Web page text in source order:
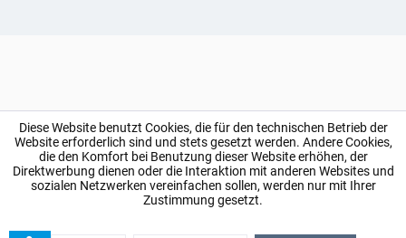
Diese Website benutzt Cookies, die für den technischen Betrieb der
Website erforderlich sind und stets gesetzt werden. Andere Cookies,
die den Komfort bei Benutzung dieser Website erhöhen, der
Direktwerbung dienen oder die Interaktion mit anderen Websites und
sozialen Netzwerken vereinfachen sollen, werden nur mit Ihrer
Zustimmung gesetzt.